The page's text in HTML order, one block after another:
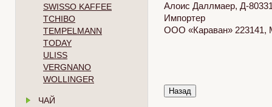
SWISSO KAFFEE
TCHIBO
TEMPELMANN
TODAY
ULISS
VERGNANO
WOLLINGER
ЧАЙ
Алоис Даллмаер, Д-
Импортер
ООО «Караван» 223141,